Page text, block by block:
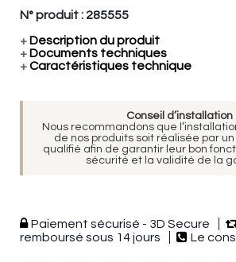
N° produit : 285555
+ Description du produit
+ Documents techniques
+Caractéristiques technique
Conseil d’installation
Nous recommandons que
de nos produits soit réalisée par un
qualifié afin de garantir leur bon
sécurité et la validité de la
Paiement sécurisé - 3D Secure
remboursé sous 14 jours
Le